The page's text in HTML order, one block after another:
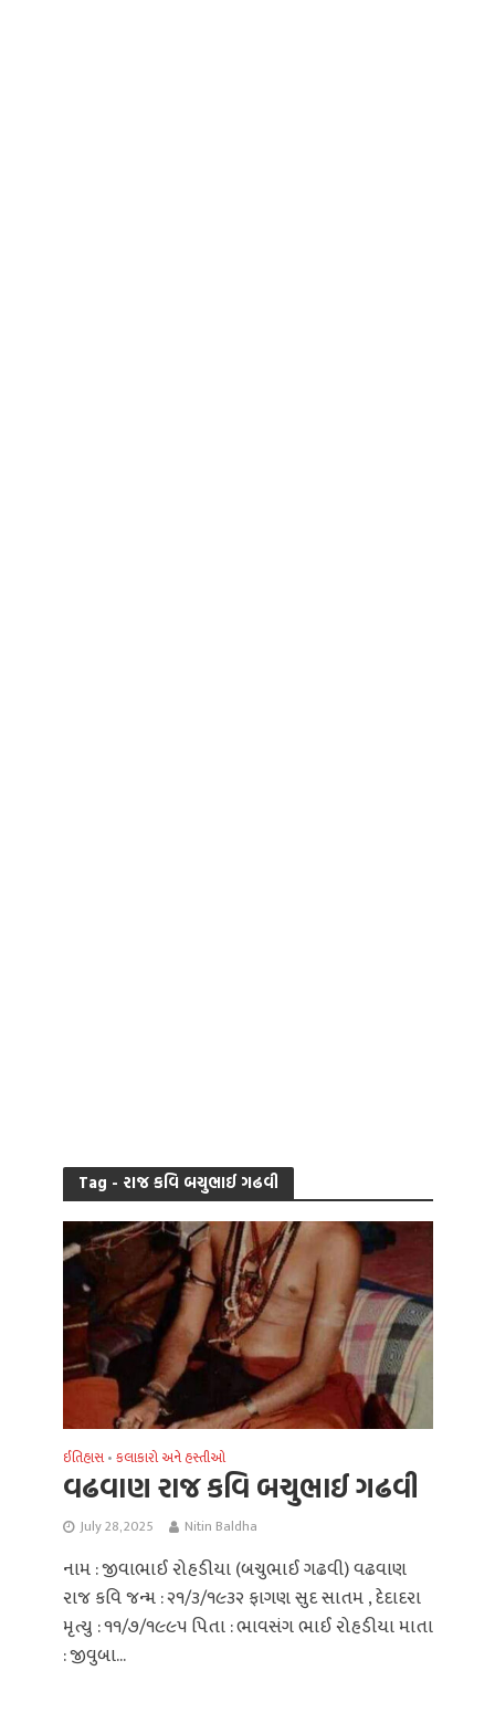
Tag - રાજ કવિ બચુભાઈ ગઢવી
ઈતિહાસ • કલાકારો અને હસ્તીઓ
વઢવાણ રાજ કવિ બચુભાઈ ગઢવી
July 28, 2025 Nitin Baldha
નામ : જીવાભાઈ રોહડીયા (બચુભાઈ ગઢવી) વઢવાણ
રાજ કવિ જન્મ : ૨૧/૩/૧૯૩૨ ફાગણ સુદ સાતમ , દેદાદરા
મૃત્યુ : ૧૧/૭/૧૯૯૫ પિતા : ભાવસંગ ભાઈ રોહડીયા માતા
: જીવુબા...